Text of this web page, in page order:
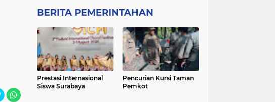
BERITA PEMERINTAHAN
Prestasi Internasional
Siswa Surabaya
Pencurian Kursi Taman
Pemkot